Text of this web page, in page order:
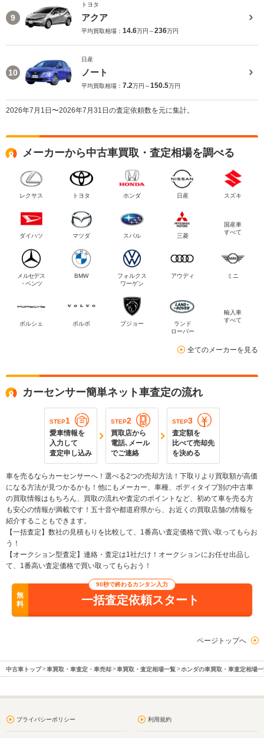
9
トヨタ
アクア
平均買取相場： 14.6万円～236万円
10
日産
ノート
平均買取相場： 7.2万円～150.5万円
2026年7月1日〜2026年7月31日の査定依頼数を元に集計。
メーカーから中古車買取・査定相場を調べる
レクサス トヨタ ホンダ 日産 スズキ
ダイハツ マツダ スバル 三菱
国産車
すべて
メルセデス
・ベンツ
BMW
フォルクス
ワーゲン
アウディ ミニ
ポルシェ ボルボ プジョー
ランド
ローバー
輸入車
すべて
全てのメーカーを見る
カーセンサー簡単ネット車査定の流れ
STEP1
愛車情報を
入力して
査定申し込み
STEP2
買取店から
電話､メール
でご連絡
STEP3
査定額を
比べて売却先
を決める
車を売るならカーセンサーへ！選べる2つの売却方法！下取りより買取額が高価
になる方法が見つかるかも！他にもメーカー、車種、ボディタイプ別の中古車
の買取情報はもちろん、買取の流れや査定のポイントなど、初めて車を売る方
も安心の情報が満載です！五十音や都道府県から、お近くの買取店舗の情報を
紹介することもできます。
【一括査定】数社の見積もりを比較して、1番高い査定価格で買い取ってもらお
う！
【オークション型査定】連絡・査定は1社だけ！オークションにお任せ出品し
て、1番高い査定価格で買い取ってもらおう！
無
料
90秒で終わるカンタン入力
一括査定依頼スタート
ページトップへ
中古車トップ 車買取・車査定・車売却 車買取・査定相場一覧 ホンダの車買取・車査定相場
プライバシーポリシー 利用規約